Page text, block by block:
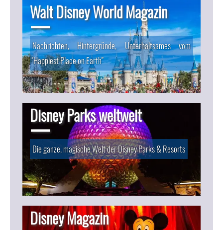
Walt Disney World Magazin
Nachrichten, Hintergründe, Unterhaltsames vom
'Happiest Place on Earth"
Disney Parks weltweit
Die ganze, magische Welt der Disney Parks & Resorts
Disney Magazin